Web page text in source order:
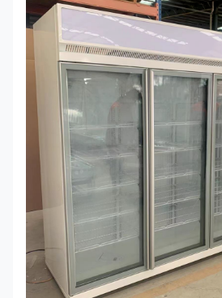
Trima
4DF
2500*810*2000